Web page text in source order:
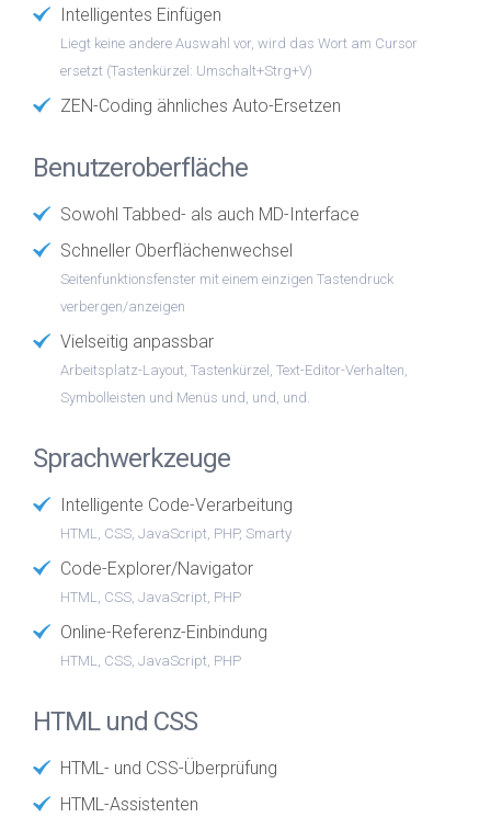
Intelligentes Einfügen
Liegt keine andere Auswahl vor, wird das Wort am Cursor
ersetzt (Tastenkürzel: Umschalt+Strg+V)
ZEN-Coding ähnliches Auto-Ersetzen
Benutzeroberfläche
Sowohl Tabbed- als auch MD-Interface
Schneller Oberflächenwechsel
Seitenfunktionsfenster mit einem einzigen Tastendruck
verbergen/anzeigen
Vielseitig anpassbar
Arbeitsplatz-Layout, Tastenkürzel, Text-Editor-Verhalten,
Symbolleisten und Menüs und, und, und.
Sprachwerkzeuge
Intelligente Code-Verarbeitung
HTML, CSS, JavaScript, PHP, Smarty
Code-Explorer/Navigator
HTML, CSS, JavaScript, PHP
Online-Referenz-Einbindung
HTML, CSS, JavaScript, PHP
HTML und CSS
HTML- und CSS-Überprüfung
HTML-Assistenten